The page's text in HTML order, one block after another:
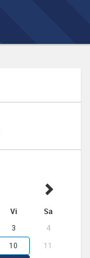
Vi Sa
3 4
10 11